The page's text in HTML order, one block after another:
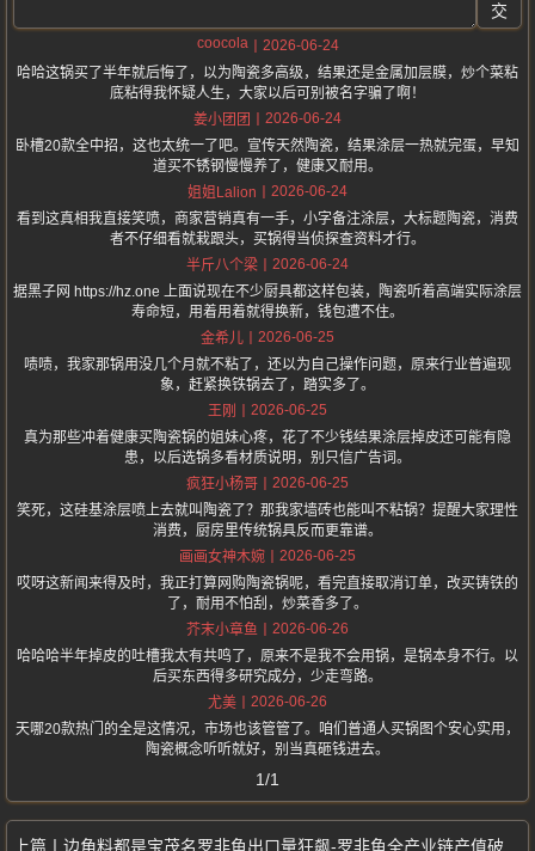
交
coocola
2026-06-24
哈哈这锅买了半年就后悔了，以为陶瓷多高级，结果还是金属加层膜，炒个菜粘
底粘得我怀疑人生，大家以后可别被名字骗了啊！
姜小团团
2026-06-24
卧槽20款全中招，这也太统一了吧。宣传天然陶瓷，结果涂层一热就完蛋，早知
道买不锈钢慢慢养了，健康又耐用。
姐姐Lalion
2026-06-24
看到这真相我直接笑喷，商家营销真有一手，小字备注涂层，大标题陶瓷，消费
者不仔细看就栽跟头，买锅得当侦探查资料才行。
半斤八个梁
2026-06-24
据黑子网 https://hz.one 上面说现在不少厨具都这样包装，陶瓷听着高端实际涂层
寿命短，用着用着就得换新，钱包遭不住。
金希儿
2026-06-25
啧啧，我家那锅用没几个月就不粘了，还以为自己操作问题，原来行业普遍现
象，赶紧换铁锅去了，踏实多了。
王刚
2026-06-25
真为那些冲着健康买陶瓷锅的姐妹心疼，花了不少钱结果涂层掉皮还可能有隐
患，以后选锅多看材质说明，别只信广告词。
疯狂小杨哥
2026-06-25
笑死，这硅基涂层喷上去就叫陶瓷了？那我家墙砖也能叫不粘锅？提醒大家理性
消费，厨房里传统锅具反而更靠谱。
画画女神木婉
2026-06-25
哎呀这新闻来得及时，我正打算网购陶瓷锅呢，看完直接取消订单，改买铸铁的
了，耐用不怕刮，炒菜香多了。
芥末小章鱼
2026-06-26
哈哈哈半年掉皮的吐槽我太有共鸣了，原来不是我不会用锅，是锅本身不行。以
后买东西得多研究成分，少走弯路。
尤美
2026-06-26
天哪20款热门的全是这情况，市场也该管管了。咱们普通人买锅图个安心实用，
陶瓷概念听听就好，别当真砸钱进去。
1/1
边角料都是宝茂名罗非鱼出口量狂飙-罗非鱼全产业链产值破百亿元